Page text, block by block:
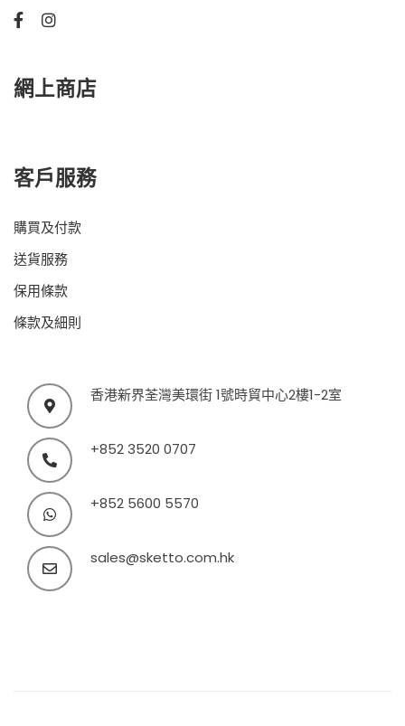
網上商店
客戶服務
購買及付款
送貨服務
保用條款
條款及細則
香港新界荃灣美環街 1號時貿中心2樓1-2室
+852 3520 0707
+852 5600 5570
sales@sketto.com.hk